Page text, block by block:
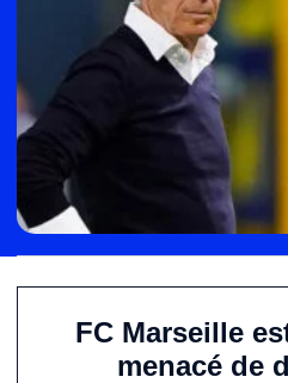
FC Marseille
menacé de